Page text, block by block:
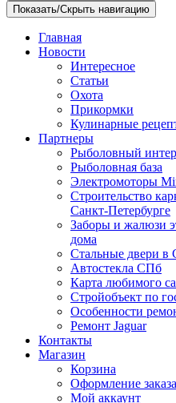
Показать/Скрыть навигацию
Главная
Новости
Интересное
Статьи
Охота
Прикормки
Кулинарные
Партнеры
Рыболовный
Рыболовная база
Электромоторы
Строительство
Санкт-Петербурге
Заборы и жалюзи
дома
Стальные двери в
Автостекла СПб
Карта любимого
Стройобъект по
Особенности
Ремонт Jaguar
Контакты
Магазин
Корзина
Оформление заказа
Мой аккаунт